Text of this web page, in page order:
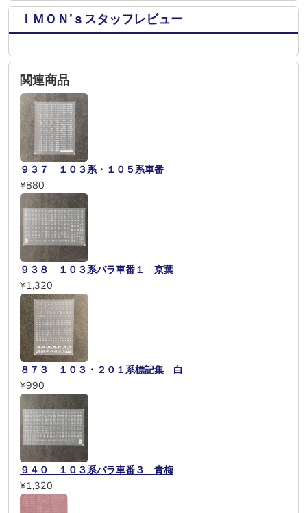
ＩＭＯＮ’ｓスタッフレビュー
関連商品
９３７ １０３系・１０５系車番
¥880
９３８ １０３系バラ車番１ 京葉
¥1,320
８７３ １０３・２０１系標記集 白
¥990
９４０ １０３系バラ車番３ 青梅
¥1,320